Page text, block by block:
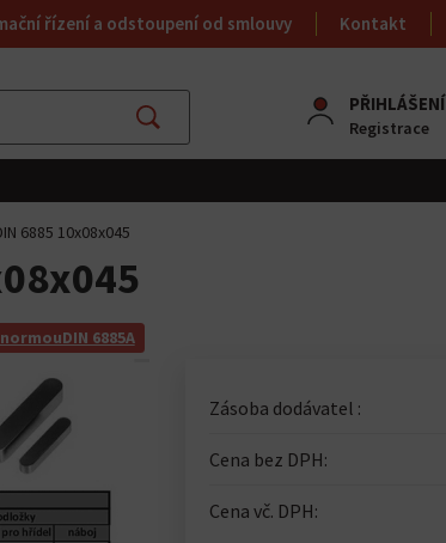
řízení a odstoupení od smlouvy Kontakt
Najít
PŘIHLÁŠENÍ
Registrace
6885 10x08x045
6885A
Zásoba dodávatel :
Cena bez DPH:
Cena vč. DPH: